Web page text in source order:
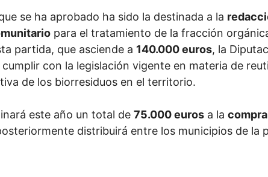
se ha aprobado ha sido la destinada a la
para el tratamiento de la fracción
partida, que asciende a 140.000 euros, la
con la legislación vigente en materia de
de los biorresiduos en el territorio.
este año un total de 75.000 euros a la
distribuirá entre los municipios de la